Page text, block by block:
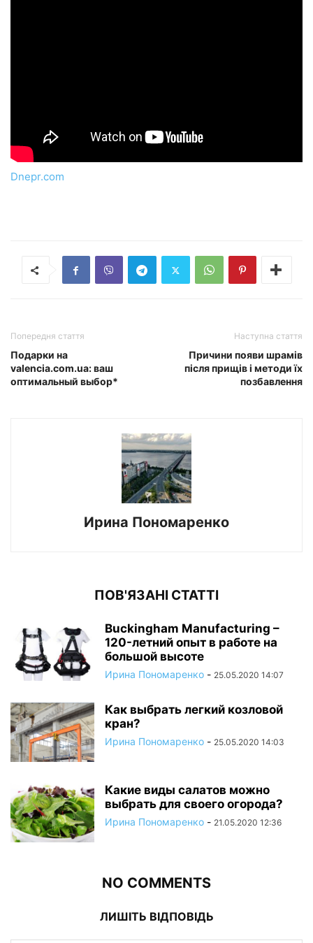
Dnepr.com
Попередня стаття
Подарки на
valencia.com.ua: ваш
оптимальный выбор*
Наступна стаття
Причини появи шрамів
після прищів і методи їх
позбавлення
Ирина Пономаренко
ПОВ'ЯЗАНІ СТАТТІ
Buckingham Manufacturing –
120-летний опыт в работе на
большой высоте
Ирина Пономаренко - 25.05.2020 14:07
Как выбрать легкий козловой
кран?
Ирина Пономаренко - 25.05.2020 14:03
Какие виды салатов можно
выбрать для своего огорода?
Ирина Пономаренко - 21.05.2020 12:36
NO COMMENTS
ЛИШІТЬ ВІДПОВІДЬ